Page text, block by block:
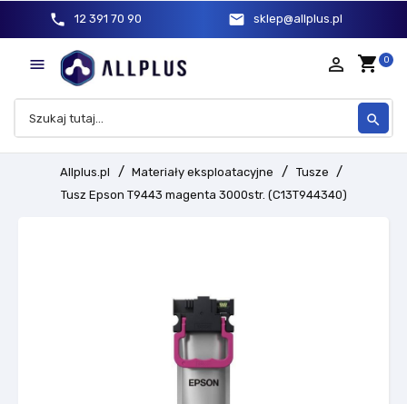
phone 12 391 70 90 mail sklep@allplus.pl
 shopping_cart 0
person_outline
search
Allplus.pl Materiały eksploatacyjne
Tusze
Tusz Epson T9443 magenta 3000str. (C13T944340)